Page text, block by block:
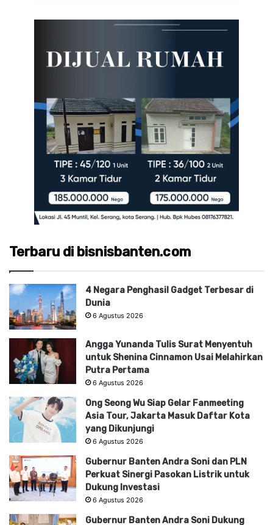
Terbaru di bisnisbanten.com
4 Negara Penghasil Gadget Terbesar di
Dunia
6 Agustus 2026
Angga Yunanda Tulis Surat Menyentuh
untuk Shenina Cinnamon Usai Melahirkan
Putra Pertama
6 Agustus 2026
Ong Seong Wu Siap Gelar Fanmeeting
Asia Tour, Jakarta Masuk Daftar Kota
yang Dikunjungi
6 Agustus 2026
Gubernur Banten Andra Soni dan PLN
Perkuat Sinergi Pasokan Listrik untuk
Dukung Investasi
6 Agustus 2026
Gubernur Banten Andra Soni Dukung